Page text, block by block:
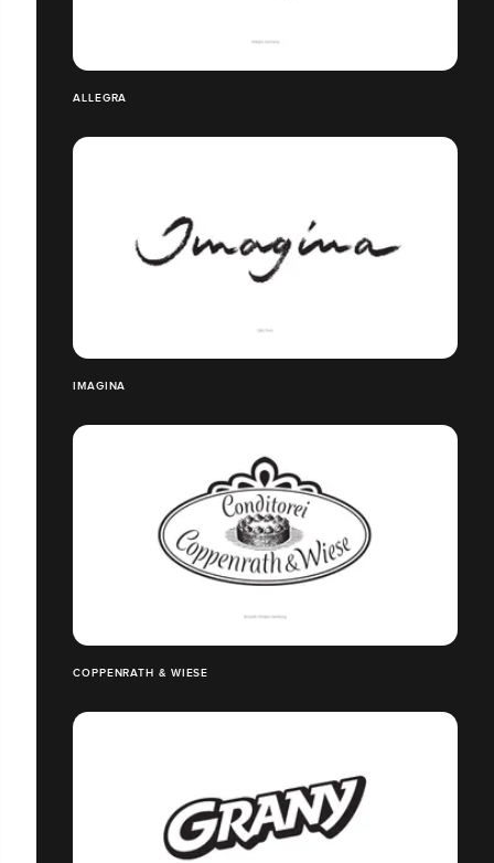
ALLEGRA
IMAGINA
COPPENRATH & WIESE